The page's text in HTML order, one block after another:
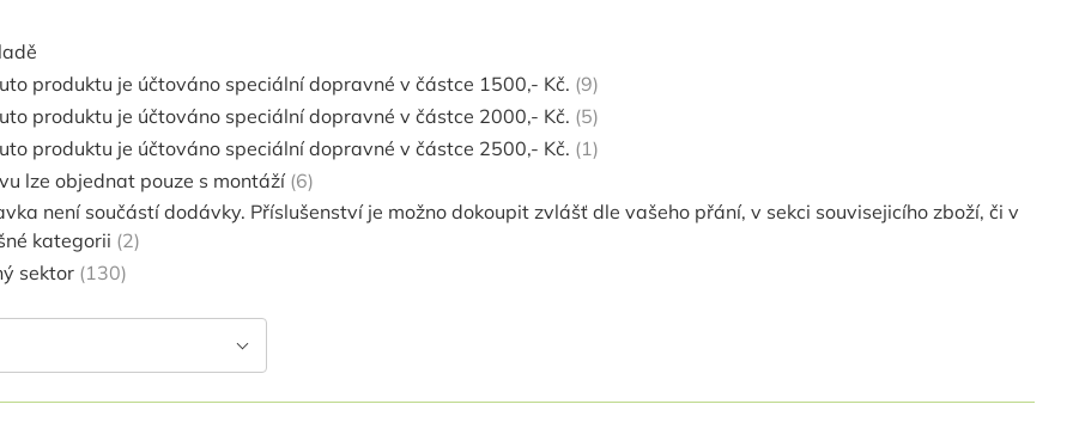
produktu je účtováno speciální dopravné v částce 1500,- Kč. 9
produktu je účtováno speciální dopravné v částce 2000,- Kč. 5
produktu je účtováno speciální dopravné v částce 2500,- Kč. 1
lze objednat pouze s montáží 6
není součástí dodávky. Příslušenství je možno dokoupit zvlášť dle vašeho přání, v sekci souvisejicího zboží, či v
kategorii 2
sektor 130